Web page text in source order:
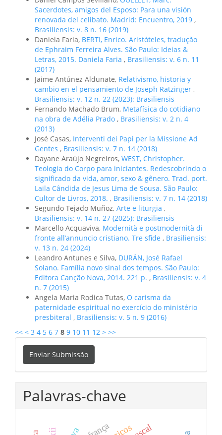
Sacerdotes, amigos del Esposo: Para una visión
renovada del celibato. Madrid: Encuentro, 2019 ,
Brasiliensis: v. 8 n. 16 (2019)
Daniela Faria, BERTI, Enrico. Aristóteles, tradução
de Ephraim Ferreira Alves. São Paulo: Ideias &
Letras, 2015. Daniela Faria , Brasiliensis: v. 6 n. 11
(2017)
Jaime Antúnez Aldunate, Relativismo, historia y
cambio en el pensamiento de Joseph Ratzinger ,
Brasiliensis: v. 12 n. 22 (2023): Brasiliensis
Fernando Machado Brum, Metafísica do cotidiano
na obra de Adélia Prado , Brasiliensis: v. 2 n. 4
(2013)
José Casas, Interventi dei Papi per la Missione Ad
Gentes , Brasiliensis: v. 7 n. 14 (2018)
Dayane Araújo Negreiros, WEST, Christopher.
Teologia do Corpo para iniciantes. Redescobrindo o
significado da vida, amor, sexo & gênero. Trad. port.
Laila Cândida de Jesus Lima de Sousa. São Paulo:
Cultor de Livros, 2018. , Brasiliensis: v. 7 n. 14 (2018)
Segundo Tejado Muñoz, Arte e liturgia ,
Brasiliensis: v. 14 n. 27 (2025): Brasiliensis
Marcello Acquaviva, Modernità e postmodernità di
fronte all’annuncio cristiano. Tre sfide , Brasiliensis:
v. 13 n. 24 (2024)
Leandro Antunes e Silva, DURÁN, José Rafael
Solano. Família novo sinal dos tempos. São Paulo:
Editora Canção Nova, 2014. 221 p. , Brasiliensis: v. 4
n. 7 (2015)
Angela Maria Rodica Tutas, O carisma da
paternidade espiritual no exercício do ministério
presbiteral , Brasiliensis: v. 5 n. 9 (2016)
<< < 3 4 5 6 7 8 9 10 11 12 > >>
Enviar
Submissão
Enviar Submissão
Palavras-chave
frança